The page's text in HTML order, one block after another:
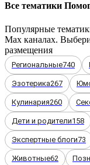
Все тематики
Популярные
Max каналах.
размещения
Региональные740
Эзотерика267
Кулинария260
Дети и родители158
Экспертные блоги73
Животные62